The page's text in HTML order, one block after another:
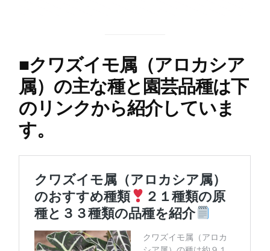
■クワズイモ属（アロカシア
属）の主な種と園芸品種は下
のリンクから紹介していま
す。